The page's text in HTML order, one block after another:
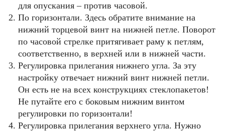
для опускания – против часовой.
По горизонтали. Здесь обратите внимание на
нижний торцевой винт на нижней петле. Поворот
по часовой стрелке притягивает раму к петлям,
соответственно, в верхней или в нижней части.
Регулировка прилегания нижнего угла. За эту
настройку отвечает нижний винт нижней петли.
Он есть не на всех конструкциях стеклопакетов!
Не путайте его с боковым нижним винтом
регулировки по горизонтали!
Регулировка прилегания верхнего угла. Нужно